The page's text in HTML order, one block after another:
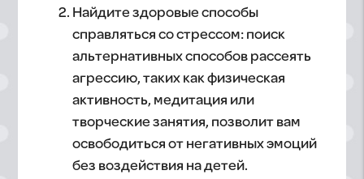
Найдите здоровые способы
справляться со стрессом: поиск
альтернативных способов рассеять
агрессию, таких как физическая
активность, медитация или
творческие занятия, позволит вам
освободиться от негативных эмоций
без воздействия на детей.